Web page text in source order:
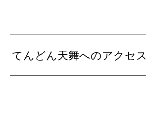
てんどん天舞へのアクセス